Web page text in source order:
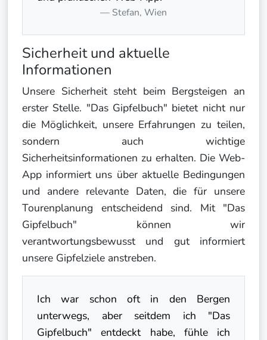
Stefan, Wien
Sicherheit und aktuelle
Informationen
Unsere Sicherheit steht beim Bergsteigen an
erster Stelle. "Das Gipfelbuch" bietet nicht nur
die Möglichkeit, unsere Erfahrungen zu teilen,
sondern auch wichtige
Sicherheitsinformationen zu erhalten. Die Web-
App informiert uns über aktuelle Bedingungen
und andere relevante Daten, die für unsere
Tourenplanung entscheidend sind. Mit "Das
Gipfelbuch" können wir
verantwortungsbewusst und gut informiert
unsere Gipfelziele anstreben.
Ich war schon oft in den Bergen
unterwegs, aber seitdem ich "Das
Gipfelbuch" entdeckt habe, fühle ich